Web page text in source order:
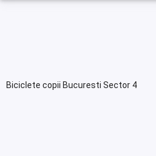
Biciclete copii Bucuresti Sector 4